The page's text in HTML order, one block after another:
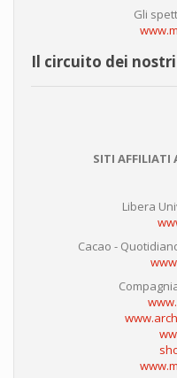
Gli
Il circuito dei
SITI AFFILIATI
Libera
Cacao -